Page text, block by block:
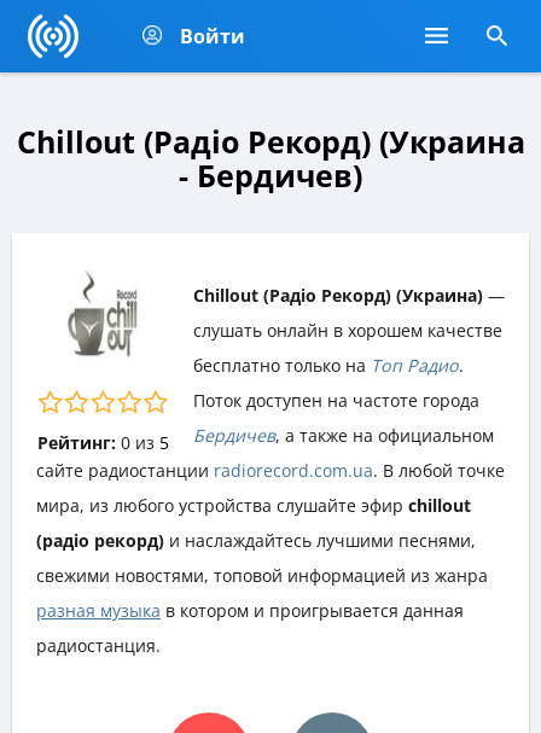
Войти
Chillout (Радіо Рекорд) (Украина
- Бердичев)
Рейтинг: 0из 5
Chillout (Радіо Рекорд) (Украина) —
слушать онлайн в хорошем качестве
бесплатно только на Топ Радио.
Поток доступен на частоте города
Бердичев, а также на официальном
сайте радиостанции radiorecord.com.ua. В любой точке
мира, из любого устройства слушайте эфир chillout
(радіо рекорд) и наслаждайтесь лучшими песнями,
свежими новостями, топовой информацией из жанра
разная музыка в котором и проигрывается данная
радиостанция.